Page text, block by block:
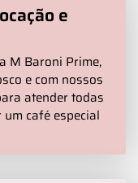
e
M Baroni Prime,
e com nossos
atender todas
café especial